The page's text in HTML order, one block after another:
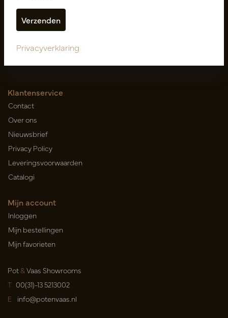
Nieuwsbrief
Abonneer
Klantenservice
Contact
Over ons
Nieuwsbrief
Privacy Policy
Leveringsvoorwaarden
Catalogi
Mijn account
Inloggen
Mijn bestellingen
Mijn favorieten
Pot&Vaas Showrooms
T 00(31)-13 5213002
E info@potenvaas.nl
Privacyverklaring